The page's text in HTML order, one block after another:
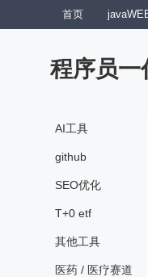
首页
程序员一
AI工具
github
SEO优化
T+0 etf
其他工具
医药 / 医疗赛道